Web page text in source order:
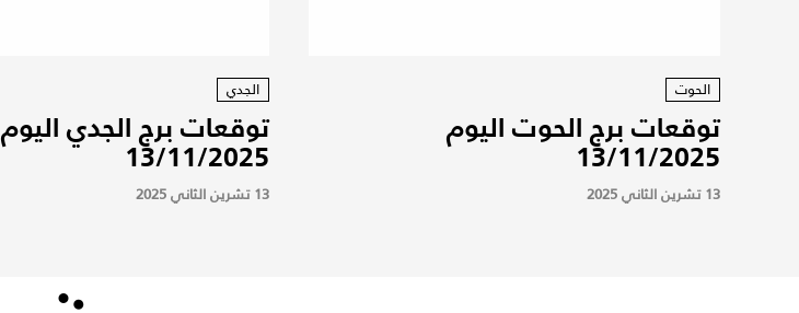
الحوت
توقعات برج الحوت اليوم
13/11/2025
13 تشرين الثاني 2025
الجدي
توقعات برج الجدي اليوم
13/11/2025
13 تشرين الثاني 2025